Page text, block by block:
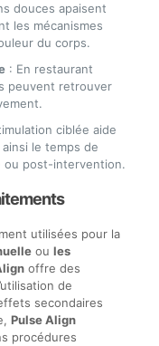
douces apaisent
les mécanismes
du corps.
: En restaurant
peuvent retrouver
ciblée aide
le temps de
ou post-intervention.
utilisées pour la
ou les
offre des
de
secondaires
Pulse Align
procédures